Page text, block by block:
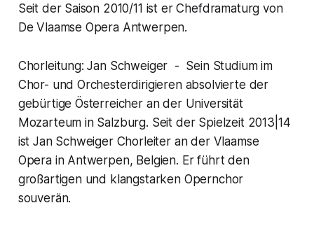
Seit der Saison 2010/11 ist er Chefdramaturg von
De Vlaamse Opera Antwerpen.
Chorleitung: Jan Schweiger - Sein Studium im
Chor- und Orchesterdirigieren absolvierte der
gebürtige Österreicher an der Universität
Mozarteum in Salzburg. Seit der Spielzeit 2013|14
ist Jan Schweiger Chorleiter an der Vlaamse
Opera in Antwerpen, Belgien. Er führt den
großartigen und klangstarken Opernchor
souverän.